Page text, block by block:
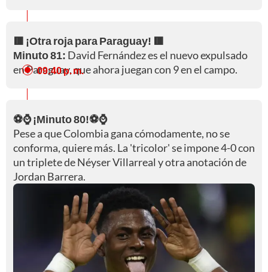
🟥 ¡Otra roja para Paraguay! 🟥
Minuto 81: David Fernández es el nuevo expulsado
en Paraguay, que ahora juegan con 9 en el campo.
09:40 p. m.
⚽⌚ ¡Minuto 80!⚽⌚
Pese a que Colombia gana cómodamente, no se
conforma, quiere más. La 'tricolor' se impone 4-0 con
un triplete de Néyser Villarreal y otra anotación de
Jordan Barrera.